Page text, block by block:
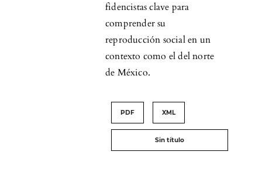
fidencistas clave para
comprender su
reproducción social en un
contexto como el del norte
de México.
PDF XML
Sin título